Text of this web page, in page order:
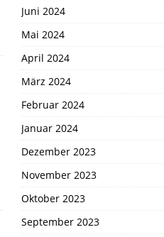
Juni 2024
Mai 2024
April 2024
März 2024
Februar 2024
Januar 2024
Dezember 2023
November 2023
Oktober 2023
September 2023